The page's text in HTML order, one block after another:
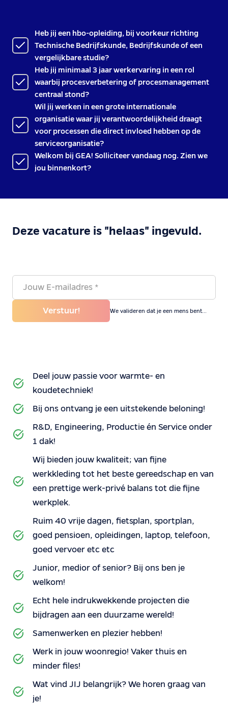
Heb jij een hbo-opleiding, bij voorkeur richting
Technische Bedrijfskunde, Bedrijfskunde of een
vergelijkbare studie?
Heb jij minimaal 3 jaar werkervaring in een rol
waarbij procesverbetering of procesmanagement
centraal stond?
Wil jij werken in een grote internationale
organisatie waar jij verantwoordelijkheid draagt
voor processen die direct invloed hebben op de
serviceorganisatie?
Welkom bij GEA! Solliciteer vandaag nog. Zien we
jou binnenkort?
Deze vacature is "helaas" ingevuld.
Verstuur! We valideren dat je een mens bent...
Deel jouw passie voor warmte- en
koudetechniek!
Bij ons ontvang je een uitstekende beloning!
R&D, Engineering, Productie én Service onder
1 dak!
Wij bieden jouw kwaliteit; van fijne
werkkleding tot het beste gereedschap en van
een prettige werk-privé balans tot die fijne
werkplek.
Ruim 40 vrije dagen, fietsplan, sportplan,
goed pensioen, opleidingen, laptop, telefoon,
goed vervoer etc etc
Junior, medior of senior? Bij ons ben je
welkom!
Echt hele indrukwekkende projecten die
bijdragen aan een duurzame wereld!
Samenwerken en plezier hebben!
Werk in jouw woonregio! Vaker thuis en
minder files!
Wat vind JIJ belangrijk? We horen graag van
je!